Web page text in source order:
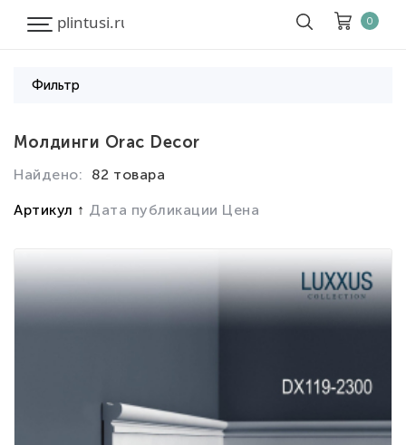
Итого к оплате
0
Фильтр
Молдинги Orac Decor
Найдено: 82 товара
Артикул Дата публикации Цена